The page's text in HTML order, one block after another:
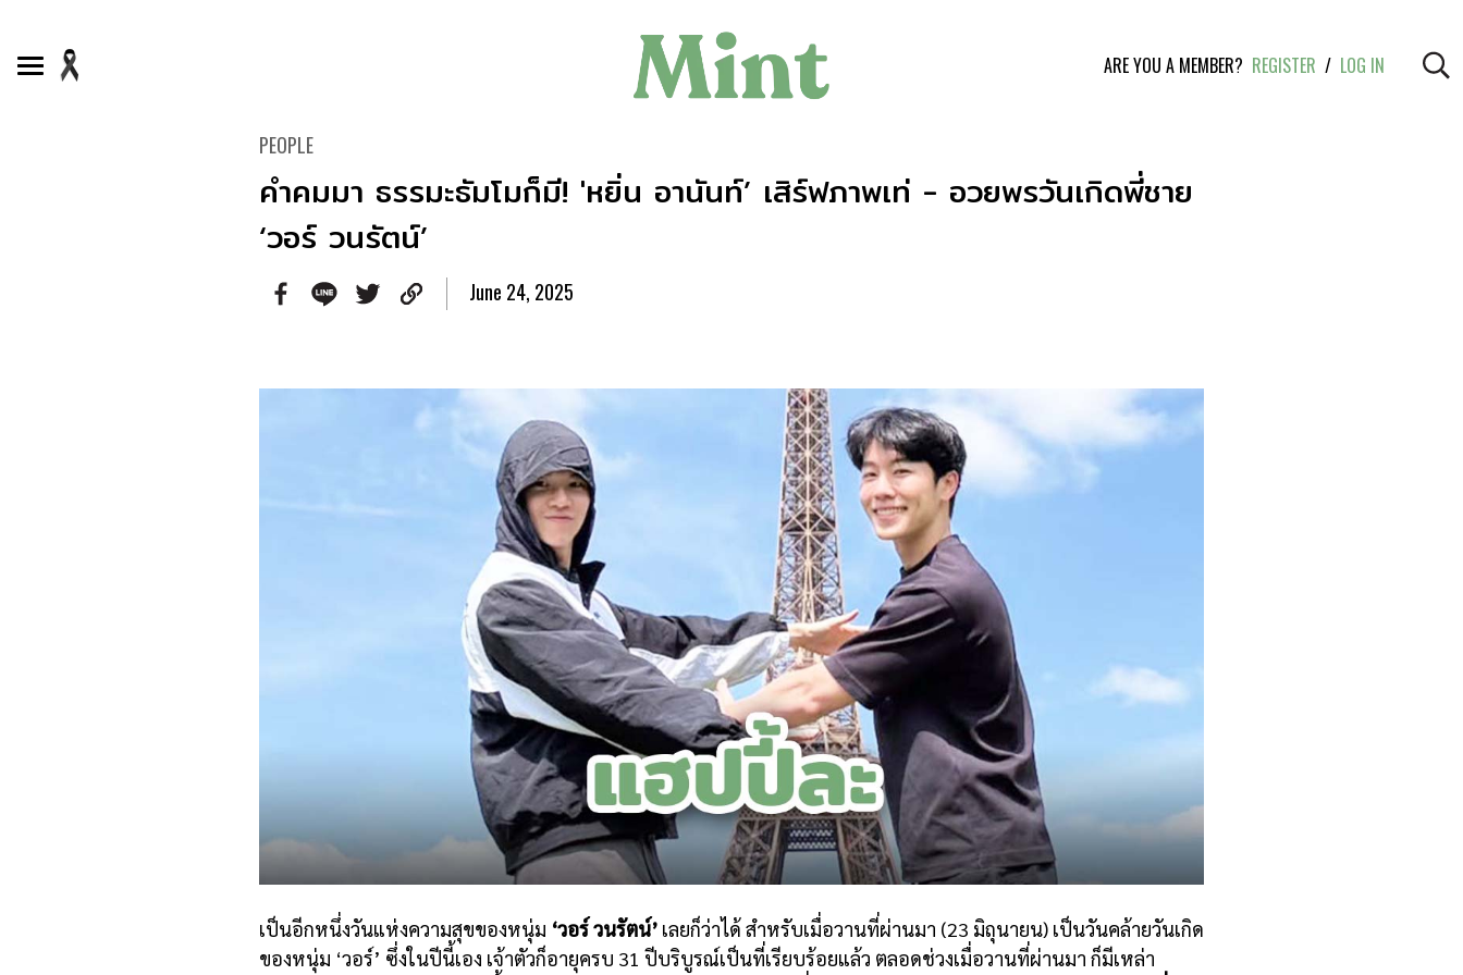
ARE YOU A MEMBER? REGISTER / LOG IN
PEOPLE
คำคมมา ธรรมะธัมโมก็มี! 'หยิ่น อานันท์’ เสิร์ฟภาพเท่ - อวยพรวันเกิดพี่ชาย
‘วอร์ วนรัตน์’
June 24, 2025
เป็นอีกหนึ่งวันแห่งความสุขของหนุ่ม ‘วอร์ วนรัตน์’ เลยก็ว่าได้ สำหรับเมื่อวานที่ผ่านมา (23 มิถุนายน) เป็นวันคล้ายวันเกิด
ของหนุ่ม ‘วอร์’ ซึ่งในปีนี้เอง เจ้าตัวก็อายุครบ 31 ปีบริบูรณ์เป็นที่เรียบร้อยแล้ว ตลอดช่วงเมื่อวานที่ผ่านมา ก็มีเหล่า